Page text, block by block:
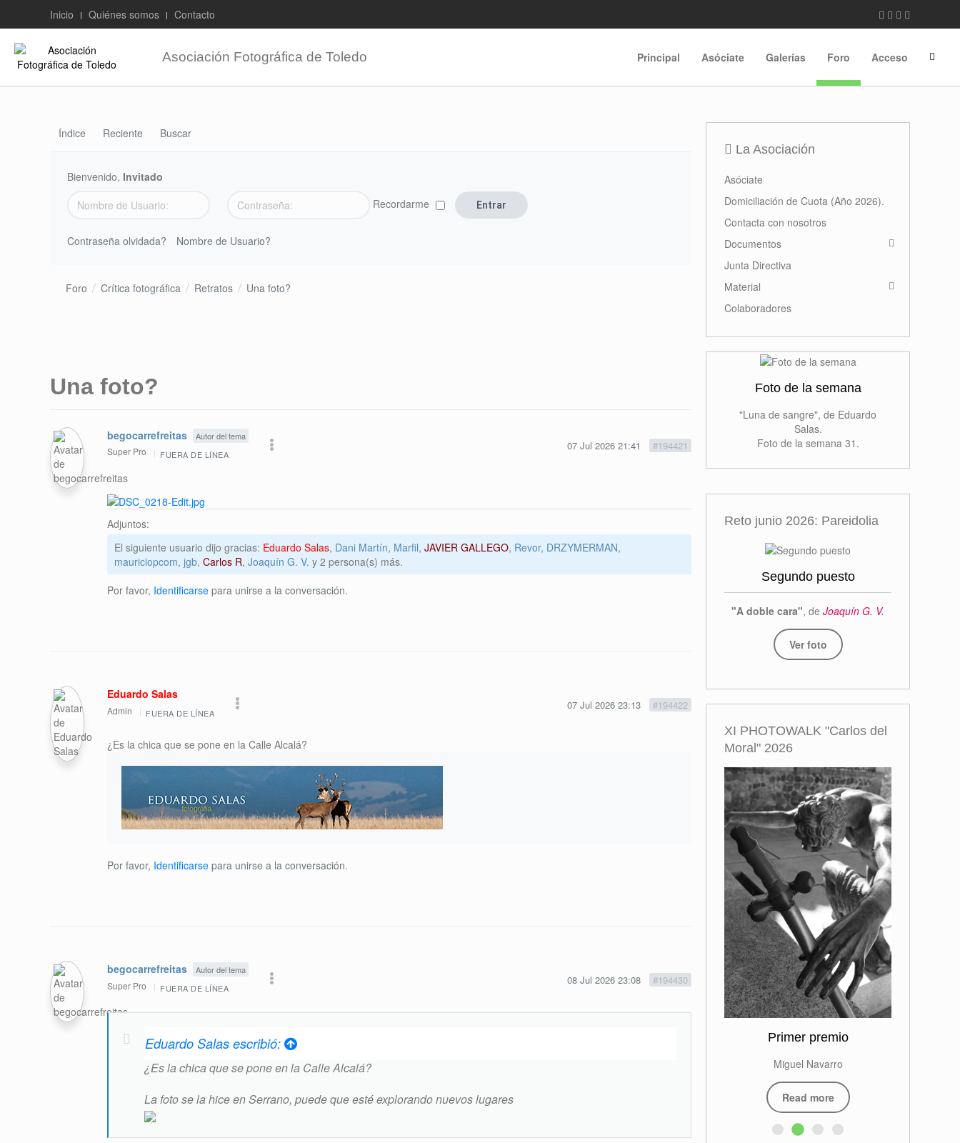
Inicio Quiénes somos Contacto
Asociación Fotográfica de Toledo Principal Asóciate Galerías Foro Acceso
Índice Reciente Buscar
Bienvenido, Invitado
Recordarme
Contraseña olvidada? Nombre de Usuario?
Foro Crítica fotográfica Retratos Una foto?
Una foto?
07 Jul 2026 21:41 #194421
begocarrefreitas Autor del tema
Super Pro FUERA DE LÍNEA
Adjuntos:
El siguiente usuario dijo gracias: Eduardo Salas, Dani Martín, Marfil, JAVIER GALLEGO, Revor, DRZYMERMAN,
mauriciopcom, jgb, Carlos R, Joaquín G. V. y 2 persona(s) más.
Por favor, Identificarse para unirse a la conversación.
07 Jul 2026 23:13 #194422
Eduardo Salas
Admin FUERA DE LÍNEA
¿Es la chica que se pone en la Calle Alcalá?
Por favor, Identificarse para unirse a la conversación.
08 Jul 2026 23:08 #194430
begocarrefreitas Autor del tema
Super Pro FUERA DE LÍNEA
Eduardo Salas escribió:
¿Es la chica que se pone en la Calle Alcalá?
La foto se la hice en Serrano, puede que esté explorando nuevos lugares
La Asociación
Asóciate
Domiciliación de Cuota (Año 2026).
Contacta con nosotros
Documentos
Junta Directiva
Material
Colaboradores
Foto de la semana
"Luna de sangre", de Eduardo
Salas.
Foto de la semana 31.
Reto junio 2026: Pareidolia
Segundo puesto
"A doble cara", de Joaquín G. V.
Ver foto
XI PHOTOWALK "Carlos del
Moral" 2026
Primer premio
Miguel Navarro
Read more